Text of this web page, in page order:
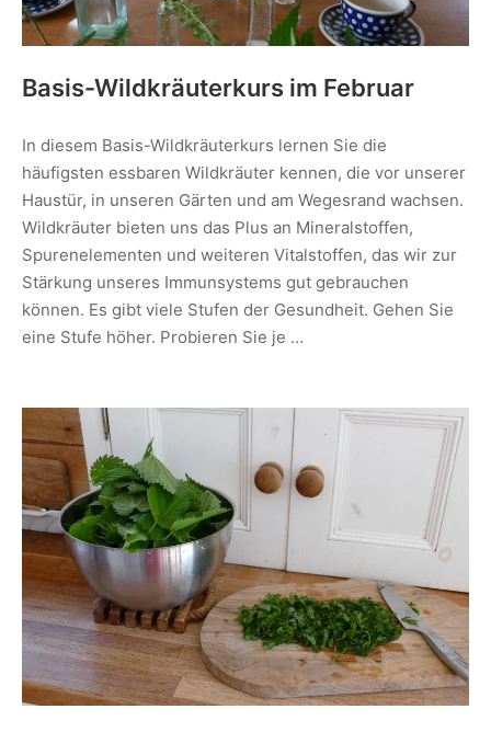
Basis-Wildkräuterkurs im Februar
In diesem Basis-Wildkräuterkurs lernen Sie die
häufigsten essbaren Wildkräuter kennen, die vor unserer
Haustür, in unseren Gärten und am Wegesrand wachsen.
Wildkräuter bieten uns das Plus an Mineralstoffen,
Spurenelementen und weiteren Vitalstoffen, das wir zur
Stärkung unseres Immunsystems gut gebrauchen
können. Es gibt viele Stufen der Gesundheit. Gehen Sie
eine Stufe höher. Probieren Sie je …